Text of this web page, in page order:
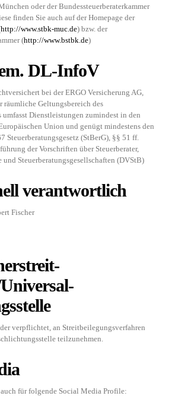
oder der Bundessteuerberaterkammer
finden Sie auch auf der Homepage der
http://www.stbk-muc.de) bzw. der
(http://www.bstbk.de)
DL-InfoV
bei der ERGO Versicherung AG,
räumliche Geltungsbereich des
umfasst Dienstleistungen zumindest in den
Union und genügt mindestens den
Steuerberatungsgesetz (StBerG), §§ 51 ff.
der Vorschriften über Steuerberater,
Steuerberatungsgesellschaften (DVStB)
verantwortlich
Fischer
verpflichtet, an Streitbeilegungsverfahren
teilzunehmen.
für folgende Social Media Profile: